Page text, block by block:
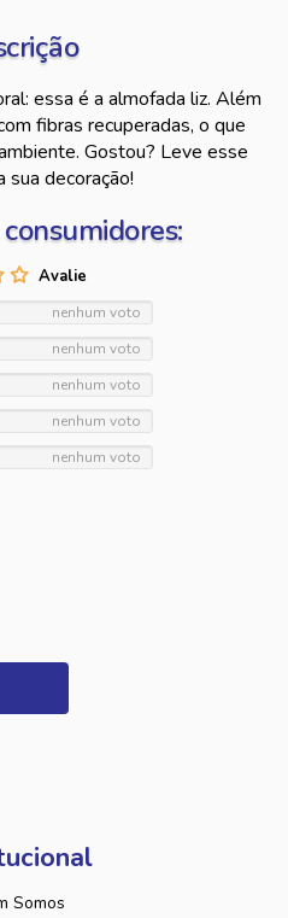
essa é a almofada liz. Além
fibras recuperadas, o que
Gostou? Leve esse
sua decoração!
nenhum voto
nenhum voto
nenhum voto
nenhum voto
nenhum voto
Somos